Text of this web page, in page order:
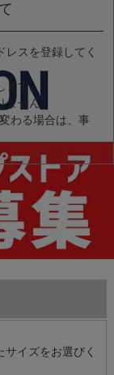
レスを登録してく
ます。
せん。
わる場合は、事
イズをお選びく